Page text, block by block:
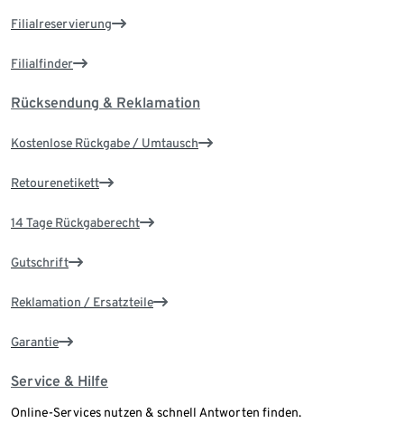
Filialreservierung
Filialfinder
Rücksendung & Reklamation
Kostenlose Rückgabe / Umtausch
Retourenetikett
14 Tage Rückgaberecht
Gutschrift
Reklamation / Ersatzteile
Garantie
Service & Hilfe
Online-Services nutzen & schnell Antworten finden.